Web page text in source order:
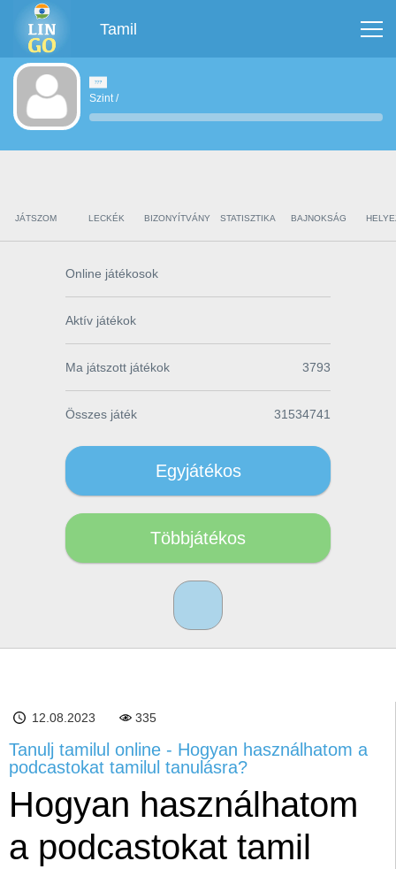
Tamil
Szint/
JÁTSZOM LECKÉK BIZONYÍTVÁNY STATISZTIKA BAJNOKSÁG
Online játékosok
Aktív játékok
Ma játszott játékok 3793
Összes játék 31534741
Egyjátékos
Többjátékos
12.08.2023 335
Tanulj tamilul online - Hogyan használhatom a
podcastokat tamilul tanulásra?
Hogyan használhatom
a podcastokat tamil